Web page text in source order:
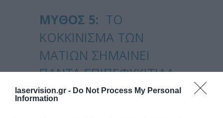
laservision.gr - Do Not Process My Personal
Information
ΜΎΘΟΣ 5: ΤΟ
ΚΟΚΚΊΝΙΣΜΑ ΤΩΝ
ΜΑΤΙΏΝ ΣΗΜΑΊΝΕΙ
ΠΆΝΤΑ ΕΠΙΠΕΦΥΚΊΤΙΔΑ
Η ΑΛΉΘΕΙΑ: